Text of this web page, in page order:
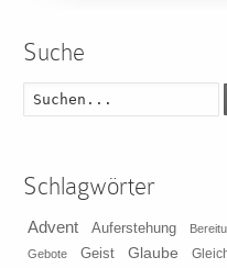
Suche
Schlagwörter
Advent Auferstehung
Gebote
Geist Glaube